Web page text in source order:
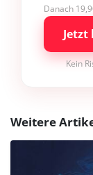
Danach
Jetzt
Kein
Weitere